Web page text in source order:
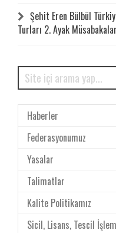
Şehit Eren Bülbül
Turları 2. Ayak
Haberler
Federasyonumuz
Yasalar
Talimatlar
Kalite Politikamız
Sicil, Lisans, Tescil